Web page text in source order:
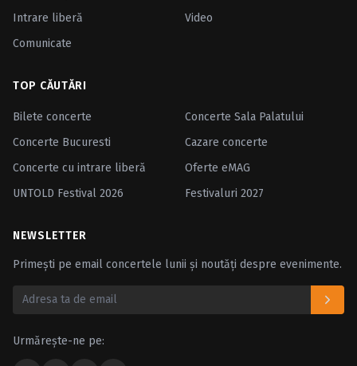
Intrare liberă
Video
Comunicate
TOP CĂUTĂRI
Bilete concerte
Concerte Sala Palatului
Concerte Bucuresti
Cazare concerte
Concerte cu intrare liberă
Oferte eMAG
UNTOLD Festival 2026
Festivaluri 2027
NEWSLETTER
Primești pe email concertele lunii și noutăți despre evenimente.
Urmărește-ne pe: